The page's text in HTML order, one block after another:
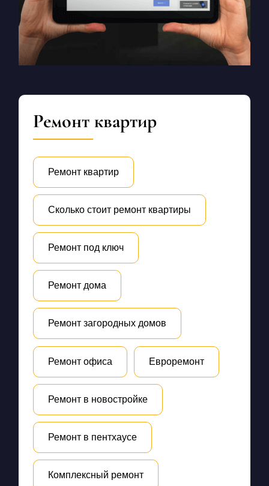
Ремонт квартир
Ремонт квартир
Сколько стоит ремонт квартиры
Ремонт под ключ
Ремонт дома
Ремонт загородных домов
Ремонт офиса Евроремонт
Ремонт в новостройке
Ремонт в пентхаусе
Комплексный ремонт